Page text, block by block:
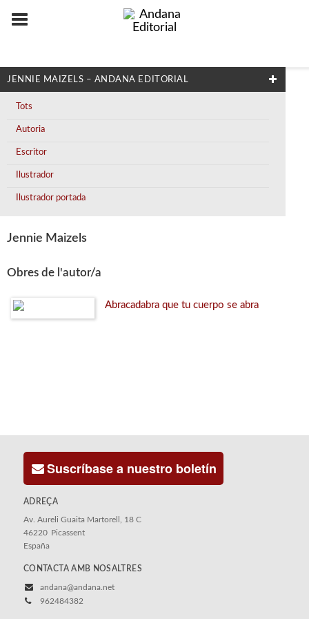
JENNIE MAIZELS – ANDANA EDITORIAL
Tots
Autoria
Escritor
Ilustrador
Ilustrador portada
Jennie Maizels
Obres de l'autor/a
Abracadabra que tu cuerpo se abra
Suscríbase a nuestro boletín
ADREÇA
Av. Aureli Guaita Martorell, 18 C
46220 Picassent
España
CONTACTA AMB NOSALTRES
andana@andana.net
962484382